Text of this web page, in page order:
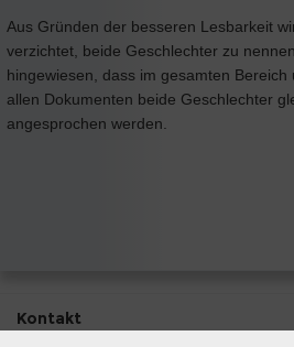
Aus Gründen der besseren Lesbarkeit
verzichtet, beide Geschlechter zu
hingewiesen, dass im gesamten
allen Dokumenten beide Geschlechter
angesprochen werden.
Kontakt